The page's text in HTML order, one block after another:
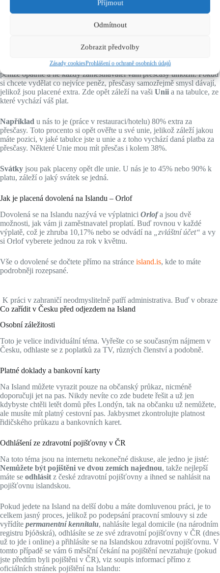
Příjmout
Odmítnout
Zobrazit předvolby
Zásady cookiesProhlášení o ochraně osobních údajů
Odhadem můžeme říct, že to bývá168 – 173 hodin měsíčně
Většinou se pracují 8 nebo 12 hodinové směny, ale opět záleží na
přesčasybyly na denním pořádku. Dnes už jsou podniky na
peníze opatrné a ne každý zaměstnavatel vám přesčasy umožní. Pokud
si chcete vydělat co nejvíce peněz, přesčasy samozřejmě smysl dávají,
jelikož jsou placené extra. Zde opět záleží na vaši Unii a na tabulce, ze
které vychází váš plat.
Například u nás to je (práce v restauraci/hotelu) 80% extra za
přesčasy. Toto procento si opět ověřte u své unie, jelikož záleží jakou
máte pozici, v jaké tabulce jste u unie a z toho vychází daná platba za
přesčasy. Některé Unie mou mít přesčas i kolem 38%.
Svátky jsou pak placeny opět dle unie. U nás je to 45% nebo 90% k
platu, záleží o jaký svátek se jedná.
Jak je placená dovolená na Islandu – Orlof
Dovolená se na Islandu nazývá ve výplatnici Orlofa jsou dvě
možnosti, jak vám ji zaměstnavatel proplatí. Buď rovnou v každé
výplatě, což je zhruba 10,17% nebo se odvádí na
„zvláštní účet“ a vy
si Orlof vyberete jednou za rok v květnu.
Vše o dovolené se dočtete přímo na stránce island.is, kde to máte
podrobněji rozepsané.
K práci v zahraničí neodmyslitelně patří administrativa. Buď v obraze
Co zařídit v Česku před odjezdem na Island
Osobní záležitosti
Toto je velice individuální téma. Vyřešte co se současným nájmem v
Česku, odhlaste se z poplatků za TV, různých členství a podobně.
Platné doklady a bankovní karty
Na Island můžete vyrazit pouze na občanský průkaz, nicméně
doporučuji jet na pas. Nikdy nevíte co zde budete řešit a už jen
kdybyste chtěli letět domů přes Londýn, tak na občanku už nemůžete,
ale musíte mít platný cestovní pas. Jakbysmet zkontrolujte platnost
řidičského průkazu a bankovních karet.
Odhlášení ze zdravotní pojišťovny v ČR
Na toto téma jsou na internetu nekonečné diskuse, ale jedno je jisté:
Nemůžete být pojištěni ve dvou zemích najednou, takže nejlepší
máte se odhlásit z české zdravotní pojišťovny a ihned se nahlásit na
pojišťovnu islandskou.
Pokud jedete na Island na delší dobu a máte domluvenou práci, je to
celkem jasný proces, jelikož po podepsání pracovní smlouvy si zde
vyřídíte permanentní kennitalu, nahlásíte legal domicile (na národním
registru Þjóðskrá), odhlásíte se ze své zdravotní pojišťovny v ČR (dnes
už to jde i online) a přihlásíte se na Islandskou zdravotní pojišťovnu. V
tomto případě se vám 6 měsíční čekání na pojištění nevztahuje (pokud
jste předtím byli pojištěni v ČR), viz soupis informací přímo z
oficiálních stránek pojištění na Islandu: